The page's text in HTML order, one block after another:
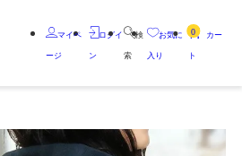
マイペ
ージ
ログイ
ン
検
索
お気に
入り
0 カー
ト